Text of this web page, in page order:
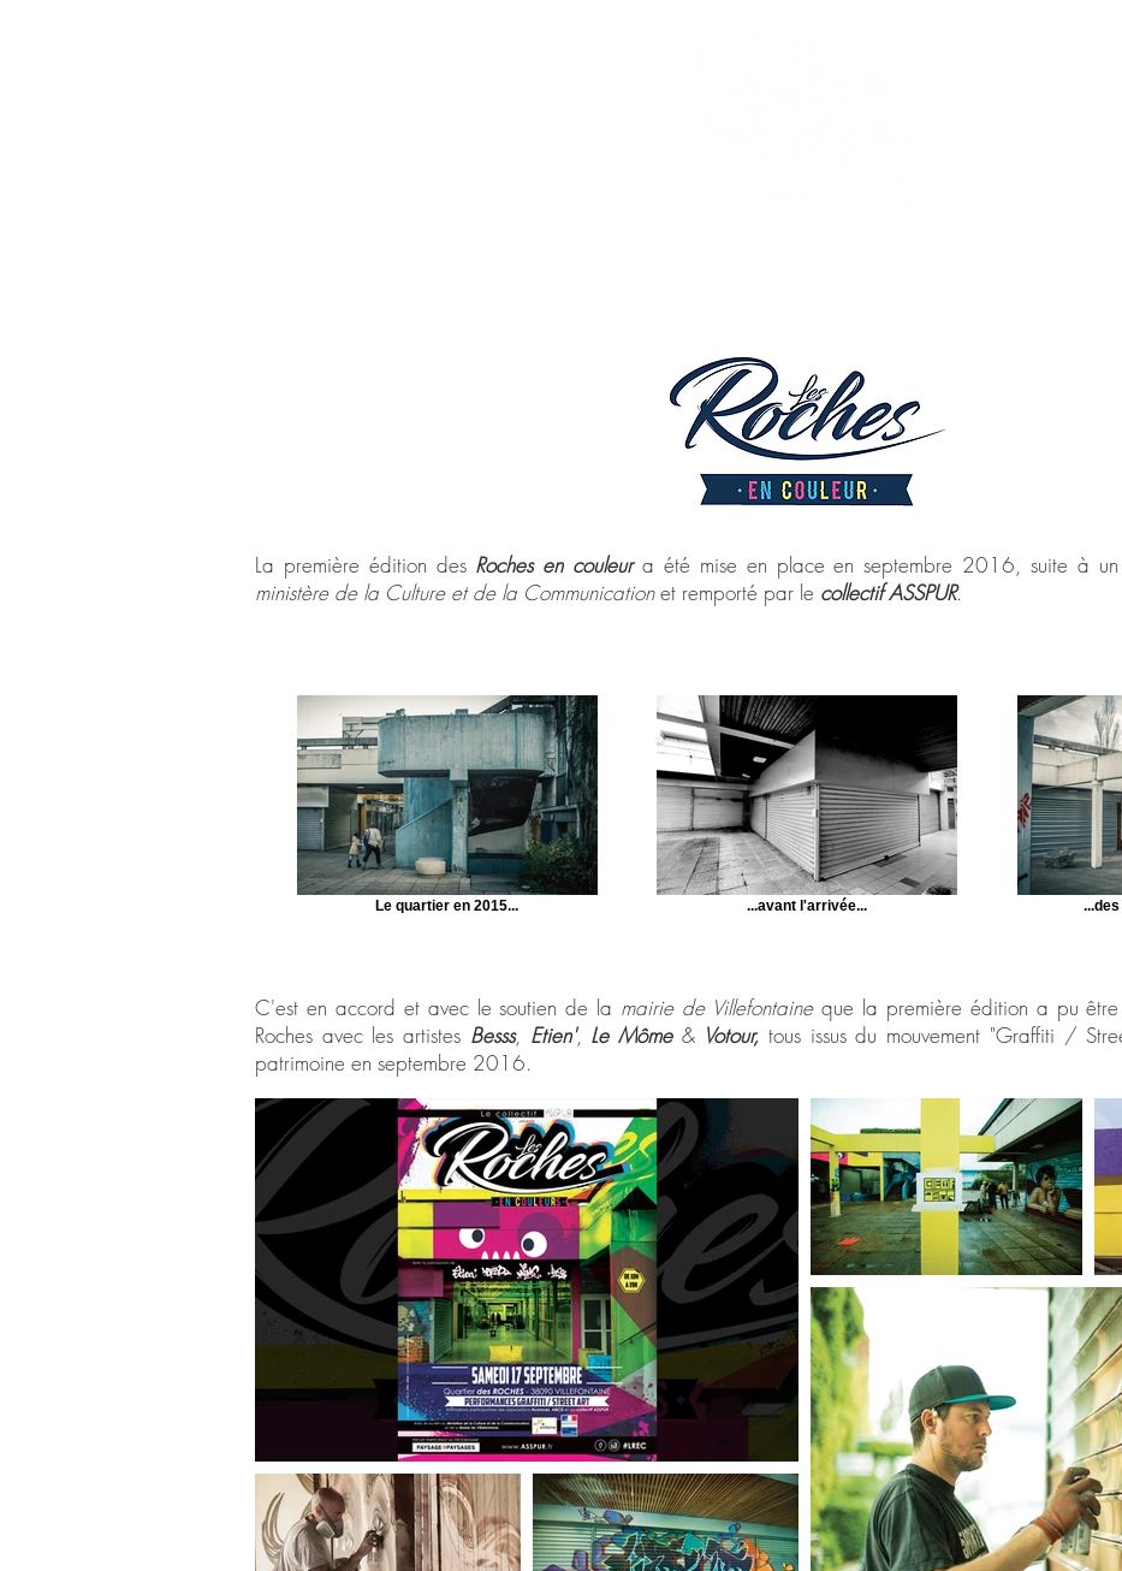
La première édition des Roches en couleura été mise en place en septembre 2016, suite à
ministère de la Culture et de la Communicationet remporté par le collectif ASSPUR.
Le quartier en 2015... ...avant l'arrivée...
C'est en accord et avec le soutien de la mairie de Villefontaineque la première édition a pu être
Roches avec les artistes Besss, Etien', Le Môme& Votour,tous issus du mouvement "Graffiti /
patrimoine en septembre 2016.